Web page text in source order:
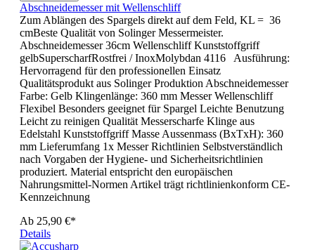
Abschneidemesser mit Wellenschliff
Zum Ablängen des Spargels direkt auf dem Feld, KL = 36
cmBeste Qualität von Solinger Messermeister.
Abschneidemesser 36cm Wellenschliff Kunststoffgriff
gelbSuperscharfRostfrei / InoxMolybdan 4116 Ausführung:
Hervorragend für den professionellen Einsatz
Qualitätsprodukt aus Solinger Produktion Abschneidemesser
Farbe: Gelb Klingenlänge: 360 mm Messer Wellenschliff
Flexibel Besonders geeignet für Spargel Leichte Benutzung
Leicht zu reinigen Qualität Messerscharfe Klinge aus
Edelstahl Kunststoffgriff Masse Aussenmass (BxTxH): 360
mm Lieferumfang 1x Messer Richtlinien Selbstverständlich
nach Vorgaben der Hygiene- und Sicherheitsrichtlinien
produziert. Material entspricht den europäischen
Nahrungsmittel-Normen Artikel trägt richtlinienkonform CE-
Kennzeichnung
Ab 25,90 €*
Details